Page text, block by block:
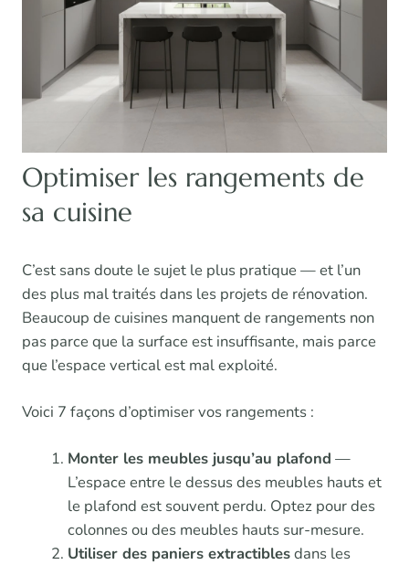
Optimiser les rangements de
sa cuisine
C’est sans doute le sujet le plus pratique — et l’un
des plus mal traités dans les projets de rénovation.
Beaucoup de cuisines manquent de rangements non
pas parce que la surface est insuffisante, mais parce
que l’espace vertical est mal exploité.
Voici 7 façons d’optimiser vos rangements :
Monter les meubles jusqu’au plafond —
L’espace entre le dessus des meubles hauts et
le plafond est souvent perdu. Optez pour des
colonnes ou des meubles hauts sur-mesure.
Utiliser des paniers extractiblesdans les